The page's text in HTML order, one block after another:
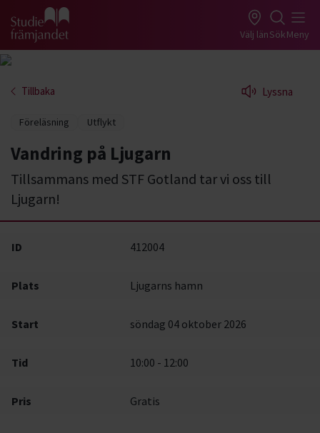
Gå till studiefrämjandets startsida Välj länSökMeny
Tillbaka Lyssna
Föreläsning Utflykt
Vandring på Ljugarn
Tillsammans med STF Gotland tar vi oss till
Ljugarn!
ID 412004
Plats Ljugarns hamn
Start söndag 04 oktober 2026
Tid 10:00 - 12:00
Pris Gratis